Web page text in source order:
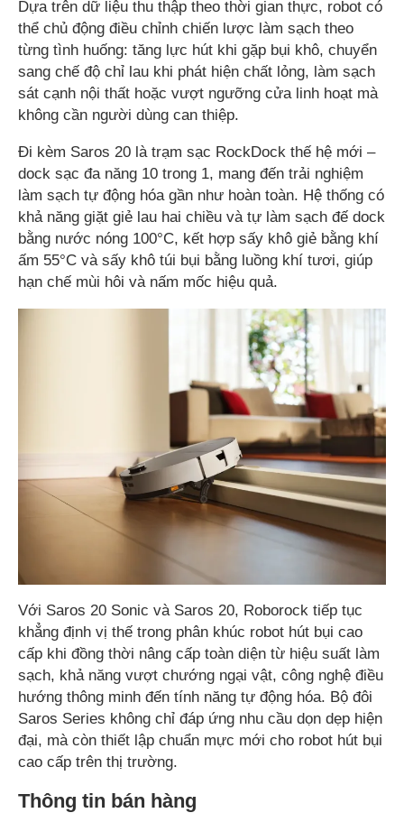
Dựa trên dữ liệu thu thập theo thời gian thực, robot có
thể chủ động điều chỉnh chiến lược làm sạch theo
từng tình huống: tăng lực hút khi gặp bụi khô, chuyển
sang chế độ chỉ lau khi phát hiện chất lỏng, làm sạch
sát cạnh nội thất hoặc vượt ngưỡng cửa linh hoạt mà
không cần người dùng can thiệp.
Đi kèm Saros 20 là trạm sạc RockDock thế hệ mới –
dock sạc đa năng 10 trong 1, mang đến trải nghiệm
làm sạch tự động hóa gần như hoàn toàn. Hệ thống có
khả năng giặt giẻ lau hai chiều và tự làm sạch đế dock
bằng nước nóng 100°C, kết hợp sấy khô giẻ bằng khí
ấm 55°C và sấy khô túi bụi bằng luồng khí tươi, giúp
hạn chế mùi hôi và nấm mốc hiệu quả.
Với Saros 20 Sonic và Saros 20, Roborock tiếp tục
khẳng định vị thế trong phân khúc robot hút bụi cao
cấp khi đồng thời nâng cấp toàn diện từ hiệu suất làm
sạch, khả năng vượt chướng ngại vật, công nghệ điều
hướng thông minh đến tính năng tự động hóa. Bộ đôi
Saros Series không chỉ đáp ứng nhu cầu dọn dẹp hiện
đại, mà còn thiết lập chuẩn mực mới cho robot hút bụi
cao cấp trên thị trường.
Thông tin bán hàng